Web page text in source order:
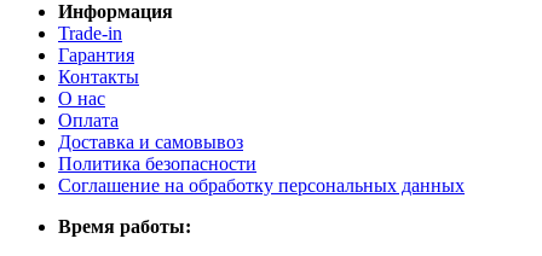
Информация
Trade-in
Гарантия
Контакты
О нас
Оплата
Доставка и самовывоз
Политика безопасности
Соглашение на обработку персональных данных
Время работы: